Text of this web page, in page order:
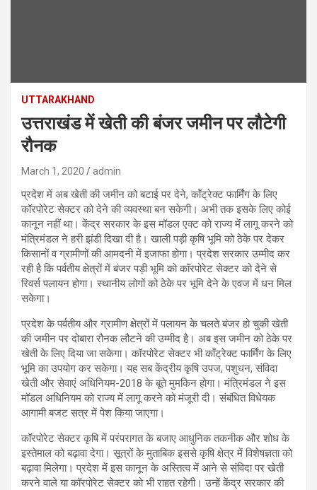
UTTARAKHAND
उत्तराखंड में खेती की बंजर जमीन पर लौटेगी
रौनक
March 1, 2020 admin
प्रदेश में अब खेती की जमीन को बटाई पर देने, कॉंट्रेक्ट फार्मिंग के लिए
कॉरपोरेट सेक्टर को देने की व्यवस्था बन सकेगी। अभी तक इसके लिए कोई
कानून नहीं था। केंद्र सरकार के इस मॉडल एक्ट को राज्य में लागू करने को
मंत्रिमंडल ने हरी झंडी दिखा दी है। खाली पड़ी कृषि भूमि को ठेके पर देकर
किसानों व ग्रामीणों की आमदनी में इजाफा होगा। प्रदेश सरकार उम्मीद कर
रही है कि पर्वतीय क्षेत्रों में बंजर पड़ी भूमि को कॉरपोरेट सेक्टर को देने से
रिवर्स पलायन होगा। स्थानीय लोगों को ठेके पर भूमि देने के एवज में धन मिल
सकेगा।
प्रदेश के पर्वतीय और ग्रामीण क्षेत्रों में पलायन के चलते बंजर हो चुकी खेती
की जमीन पर दोबारा रौनक लौटने की उम्मीद है। अब इस जमीन को ठेके पर
खेती के लिए दिया जा सकेगा। कॉरपोरेट सेक्टर भी कॉंट्रेक्ट फार्मिंग के लिए
भूमि का उपयोग कर सकेगा। यह सब केंद्रीय कृषि उपज, पशुधन, संविदा
खेती और सेवाएं अधिनियम-2018 के बूते मुमकिन होगा। मंत्रिमंडल ने इस
मॉडल अधिनियम को राज्य में लागू करने को मंजूरी दी। संबंधित विधेयक
आगामी बजट सत्र में पेश किया जाएगा।
कॉरपोरेट सेक्टर कृषि में परंपरागत के बजाए आधुनिक तकनीक और शोध के
इस्तेमाल को बढ़ावा देगा। सूत्रों के मुताबिक इससे कृषि क्षेत्र में विशेषज्ञता को
बढ़ावा मिलेगा। प्रदेश में इस कानून के अस्तित्व में आने से संविदा पर खेती
करने वाले या कॉरपोरेट सेक्टर को भी राहत रहेगी। उन्हें केंद्र सरकार की